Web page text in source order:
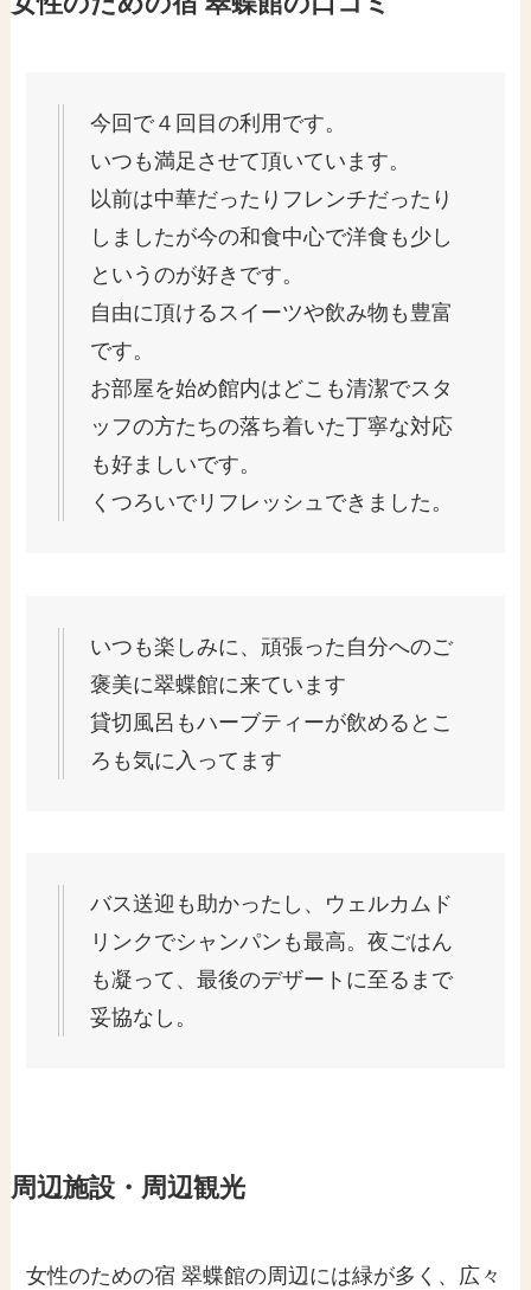
今回で４回目の利用です。
いつも満足させて頂いています。
以前は中華だったりフレンチだったり
しましたが今の和食中心で洋食も少し
というのが好きです。
自由に頂けるスイーツや飲み物も豊富
です。
お部屋を始め館内はどこも清潔でスタ
ッフの方たちの落ち着いた丁寧な対応
も好ましいです。
くつろいでリフレッシュできました。
いつも楽しみに、頑張った自分へのご
褒美に翠蝶館に来ています
貸切風呂もハーブティーが飲めるとこ
ろも気に入ってます
バス送迎も助かったし、ウェルカムド
リンクでシャンパンも最高。夜ごはん
も凝って、最後のデザートに至るまで
妥協なし。
周辺施設・周辺観光
女性のための宿 翠蝶館の周辺には緑が多く、広々